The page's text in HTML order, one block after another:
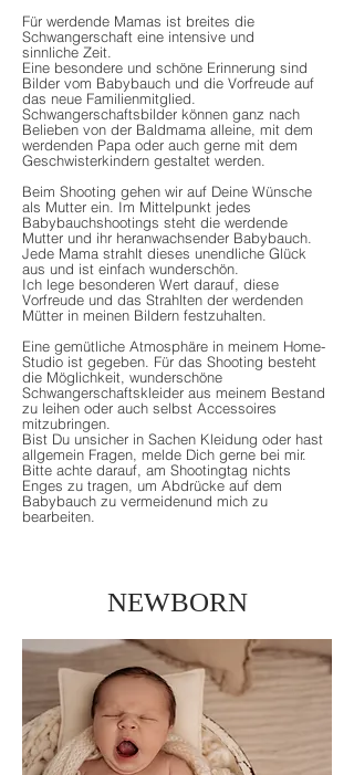
Für werdende Mamas ist breites die
Schwangerschaft eine intensive und
sinnliche Zeit.
Eine besondere und schöne Erinnerung sind
Bilder vom Babybauch und die Vorfreude auf
das neue Familienmitglied.
Schwangerschaftsbilder können ganz nach
Belieben von der Baldmama alleine, mit dem
werdenden Papa oder auch gerne mit dem
Geschwisterkindern gestaltet werden.
Beim Shooting gehen wir auf Deine Wünsche
als Mutter ein. Im Mittelpunkt jedes
Babybauchshootings steht die werdende
Mutter und ihr heranwachsender Babybauch.
Jede Mama strahlt dieses unendliche Glück
aus und ist einfach wunderschön.
Ich lege besonderen Wert darauf, diese
Vorfreude und das Strahlten der werdenden
Mütter in meinen Bildern festzuhalten.
Eine gemütliche Atmosphäre in meinem Home-
Studio ist gegeben. Für das Shooting besteht
die Möglichkeit, wunderschöne
Schwangerschaftskleider aus meinem Bestand
zu leihen oder auch selbst Accessoires
mitzubringen.
Bist Du unsicher in Sachen Kleidung oder hast
allgemein Fragen, melde Dich gerne bei mir.
Bitte achte darauf, am Shootingtag nichts
Enges zu tragen, um Abdrücke auf dem
Babybauch zu vermeidenund mich zu
bearbeiten.
NEWBORN